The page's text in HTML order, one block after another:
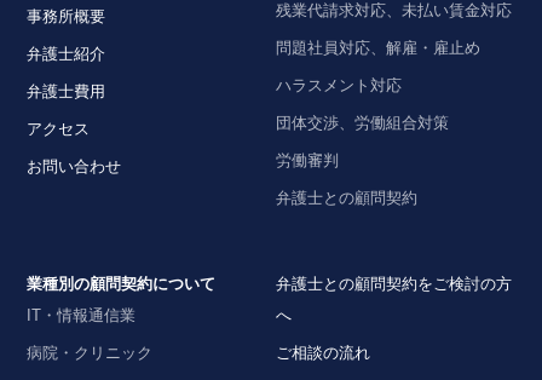
事務所概要
弁護士紹介
弁護士費用
アクセス
お問い合わせ
残業代請求対応、未払い賃金対応
問題社員対応、解雇・雇止め
ハラスメント対応
団体交渉、労働組合対策
労働審判
弁護士との顧問契約
業種別の顧問契約について
IT・情報通信業
病院・クリニック
弁護士との顧問契約をご検討の方
へ
ご相談の流れ